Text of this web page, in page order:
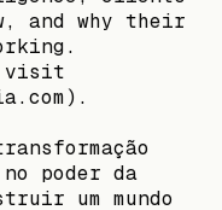
and why their
visit
poder da
um mundo